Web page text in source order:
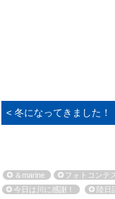
< 冬になってきました！
＆marine フォトコンテ
今日は川に感謝！
陸日